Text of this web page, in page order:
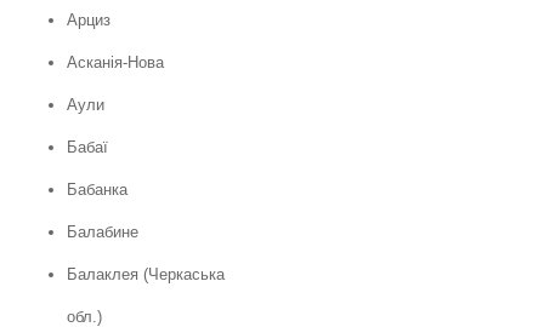
Арциз
Асканія-Нова
Аули
Бабаї
Бабанка
Балабине
Балаклея (Черкаська
обл.)